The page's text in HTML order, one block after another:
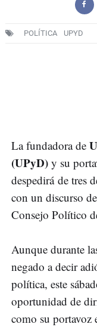
POLÍTICA UPYD
La fundadora de
(UPyD) y su
despedirá de tres
con un discurso
Consejo Político
Aunque durante
negado a decir
política, este
oportunidad de
como su portavoz